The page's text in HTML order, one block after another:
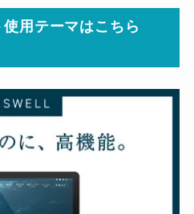
使用テーマはこちら